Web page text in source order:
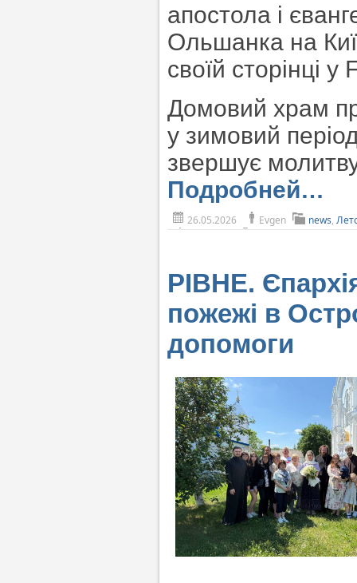
апостола і
Ольшанка на
своїй сторінці у
Домовий храм
у зимовий
звершує
Подробней…
26.05.2026 Evgen news,
РІВНЕ.
пожежі в
допомоги